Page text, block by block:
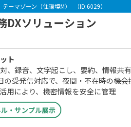
ーマゾーン（住環境M） （ID:6029）
DXソリューション
ト
、録音、文字起こし、要約、情報共
の受発信対応で、夜間・不在時の機
用により、機密情報を安全に管理
・サンプル展示